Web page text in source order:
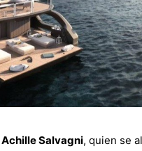
Achille Salvagni, quien se